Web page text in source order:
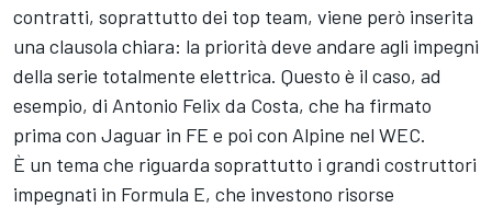
contratti, soprattutto dei top team, viene però inserita
una clausola chiara: la priorità deve andare agli impegni
della serie totalmente elettrica. Questo è il caso, ad
esempio, di Antonio Felix da Costa, che ha firmato
prima con Jaguar in FE e poi con Alpine nel WEC.
È un tema che riguarda soprattutto i grandi
impegnati in Formula E, che investono